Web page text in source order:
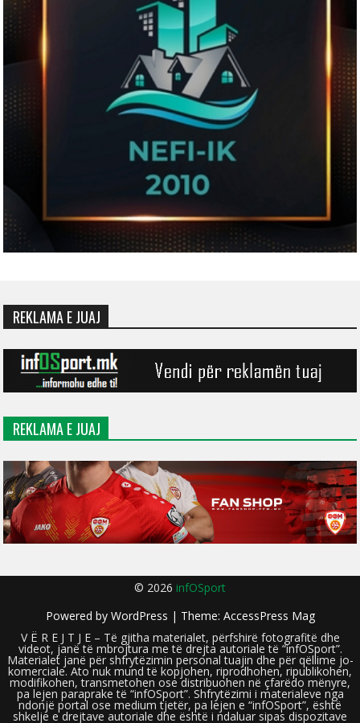
REKLAMA E JUAJ
REKLAMA E JUAJ
© 2026 infOSport
Powered by WordPress | Theme: AccessPress Mag
V Ë R E J T J E – Të gjitha materialet, përfshirë fotografitë dhe
videot, janë të mbrojtura me të drejta autoriale të “infOSport”.
Materialet janë për shfrytëzimin personal tuajin dhe për qëllime jo-
komerciale. Ato nuk mund të kopjohen, riprodhohen, ripublikohen,
modifikohen, transmetohen ose distribuohen në çfarëdo mënyre,
pa lejen paraprake të “infOSport”. Shfrytëzimi i materialeve nga
ndonjë portal ose medium tjetër, pa lejen e “infOSport”, është
shkelje e drejtave autoriale dhe është i ndaluar sipas dispozitave